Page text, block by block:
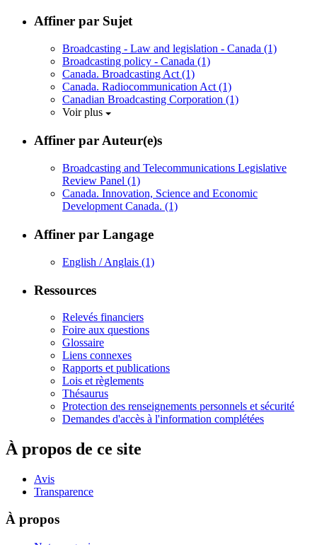
Affiner par Sujet
Broadcasting - Law and legislation - Canada (1)
Broadcasting policy - Canada (1)
Canada. Broadcasting Act (1)
Canada. Radiocommunication Act (1)
Canadian Broadcasting Corporation (1)
Voir plus
Affiner par Auteur(e)s
Broadcasting and Telecommunications Legislative
Review Panel (1)
Canada. Innovation, Science and Economic
Development Canada. (1)
Affiner par Langage
English / Anglais (1)
Ressources
Relevés financiers
Foire aux questions
Glossaire
Liens connexes
Rapports et publications
Lois et règlements
Thésaurus
Protection des renseignements personnels et sécurité
Demandes d'accès à l'information complétées
À propos de ce site
Avis
Transparence
À propos